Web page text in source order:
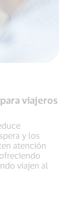
viajeros
y los
atención
viajen al